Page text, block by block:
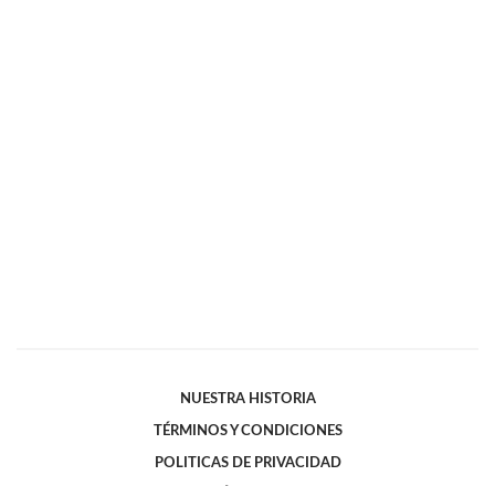
NUESTRA HISTORIA
TÉRMINOS Y CONDICIONES
POLITICAS DE PRIVACIDAD